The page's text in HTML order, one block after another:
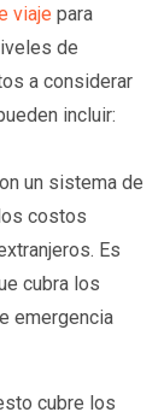
viaje para
de
a considerar
incluir:
un sistema de
costos
Es
cubra los
emergencia
cubre los